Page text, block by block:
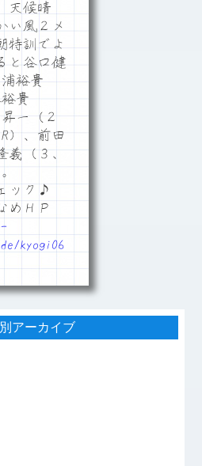
天候晴
い風２メ
特訓でよ
と谷口健
裕貴
貴
一（２
）、前田
義（３、
ック♪
めＨＰ
kyogi06
アーカイブ